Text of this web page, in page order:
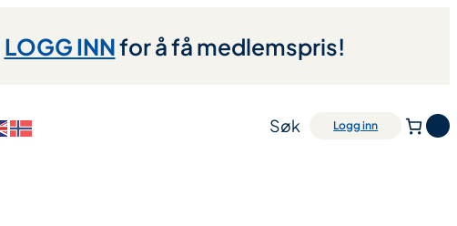
LOGG INNfor å få medlemspris!
Søk Logg inn